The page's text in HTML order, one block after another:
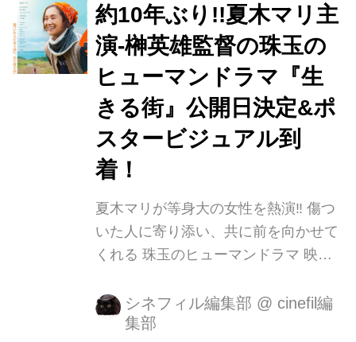
たのは本作の６つのショートフィルム
のメインビジュアル それぞれの作品の
写真は、本作のキャッチコピーであ
る“6tears・・・言葉たちが泣いてい
る。”にあるような、主人公たちの深い
想いを感じさせるものとなっているこ
とから、それぞれの作品がいったいど
のような音楽とともにドラマを魅せて
約10年ぶり!!夏木マリ主
演-榊英雄監督の珠玉の
ヒューマンドラマ『生
きる街』公開日決定&ポ
スタービジュアル到
着！
夏木マリが等身大の女性を熱演‼ 傷つ
いた人に寄り添い、共に前を向かせて
くれる 珠玉のヒューマンドラマ 映画
映画『生きる街』が、2018年3月3日
（土）より新宿武蔵野館、ユーロスペ
シネフィル編集部 @ cinefil編
集部